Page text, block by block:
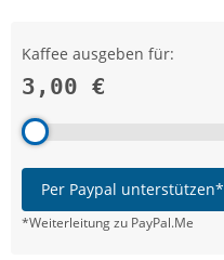
Kaffee ausgeben für:
3,00 €
Per Paypal unterstützen*
*Weiterleitung zu PayPal.Me